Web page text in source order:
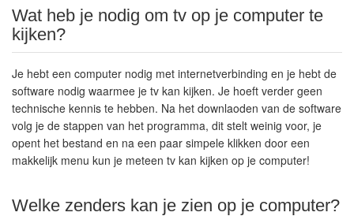
Wat heb je nodig om tv op je computer te
kijken?
Je hebt een computer nodig met internetverbinding en je hebt de
software nodig waarmee je tv kan kijken. Je hoeft verder geen
technische kennis te hebben. Na het downlaoden van de software
volg je de stappen van het programma, dit stelt weinig voor, je
opent het bestand en na een paar simpele klikken door een
makkelijk menu kun je meteen tv kan kijken op je computer!
Welke zenders kan je zien op je computer?